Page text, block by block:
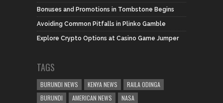
Bonuses and Promotions in Tombstone Begins
Avoiding Common Pitfalls in Plinko Gamble
Explore Crypto Options at Casino Game Jumper
TAGS
BURUNDI NEWS KENYA NEWS
RAILA ODINGA
BURUNDI
AMERICAN NEWS
NASA